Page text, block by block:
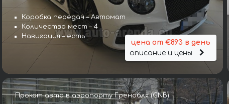
Коробка передач – Автомат
Количество мест – 4
Навигация – есть
цена от €893 в день
описание и цены
Прокат авто в аэропорту Гренобля (GNB)